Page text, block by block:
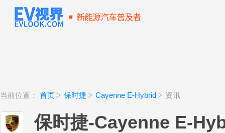
当前位置： 首页 保时捷 Cayenne E-Hybrid 资讯
保时捷-Cayenne E-